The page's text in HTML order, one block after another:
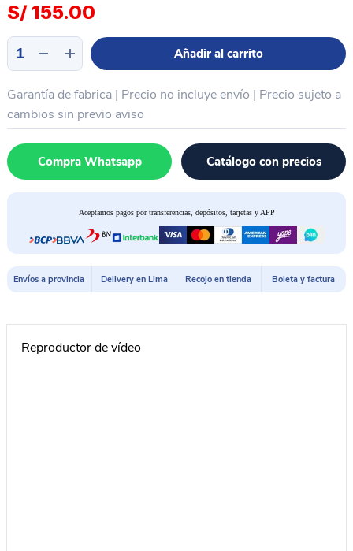
S/ 155.00
Sujetador
de
universal
360°
celulares
Tablet
laptop
MECHANIC
cantidad
Añadir al carrito
Garantía de fabrica | Precio no incluye envío | Precio sujeto a
cambios sin previo aviso
Compra Whatsapp Catálogo con precios
Aceptamos pagos por transferencias, depósitos, tarjetas y APP
Envíos a provincia Delivery en Lima Recojo en tienda Boleta y factura
Reproductor de vídeo